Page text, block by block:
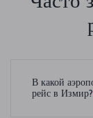
В какой
рейс в Измир?